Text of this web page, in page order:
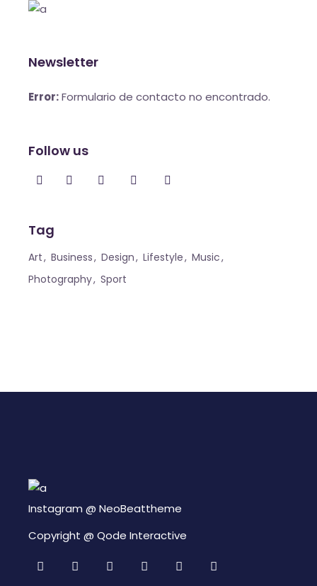
Newsletter
Error:Formulario de contacto no encontrado.
Follow us
Tag
Art Business Design Lifestyle
Music
Photography
Sport
Instagram @NeoBeattheme
Copyright @Qode Interactive